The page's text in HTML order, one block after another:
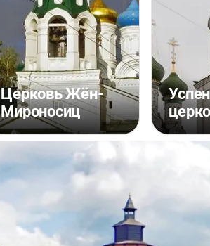
Церковь Жён-
Мироносиц